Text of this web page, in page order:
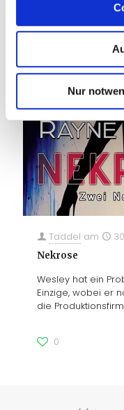
Nur
Taddel am
Nekrose
Wesley hat ein
Einzige, wobei er
die
0